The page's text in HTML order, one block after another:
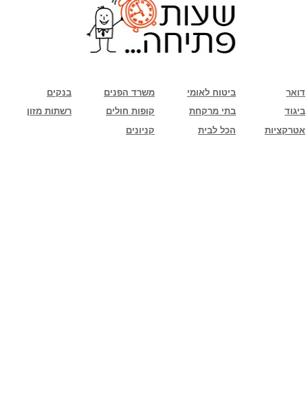
בנקים משרד הפנים ביטוח לאומי
דואר
רשתות מזון
קופות חולים בתי מרקחת
ביגוד
קניונים
הכל לבית אטרקציות